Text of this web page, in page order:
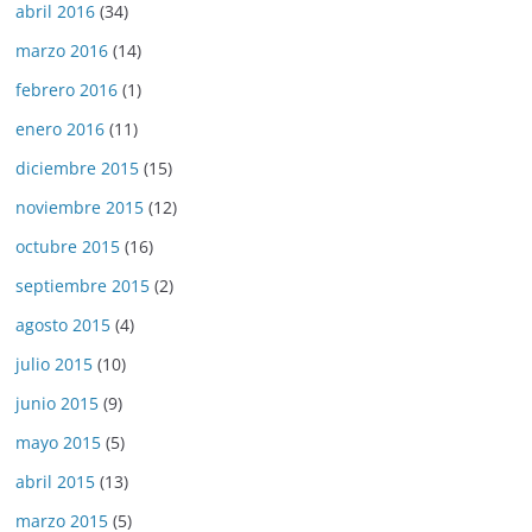
abril 2016 (34)
marzo 2016 (14)
febrero 2016 (1)
enero 2016 (11)
diciembre 2015 (15)
noviembre 2015 (12)
octubre 2015 (16)
septiembre 2015 (2)
agosto 2015 (4)
julio 2015 (10)
junio 2015 (9)
mayo 2015 (5)
abril 2015 (13)
marzo 2015 (5)